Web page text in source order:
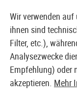
Wir verwenden auf
ihnen sind
Filter, etc.),
Analysezwecke
Empfehlung) oder
akzeptieren. Mehr